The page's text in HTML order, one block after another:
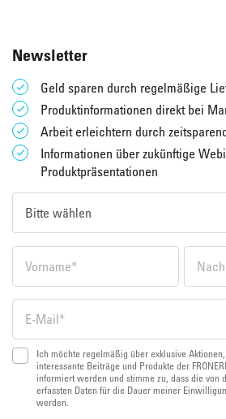
Newsletter
Geld sparen durch regelmäßige
Produktinformationen direkt bei
Arbeit erleichtern durch
Informationen über zukünftige
Produktpräsentationen
Ich möchte regelmäßig über exklusive
interessante Beiträge und Produkte der
informiert werden und stimme zu, dass die von
erfassten Daten für die Dauer meiner
werden.